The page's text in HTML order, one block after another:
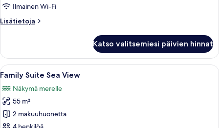
Ilmainen Wi-Fi
Lisätietoja
Lisätietoja
Land
View
Katso valitsemiesi päivien hinnat
Avaa
kaikki
huonetyypin
Family
Suite
Sea
Moderni hotellihuone, jossa on
5
Family Suite Sea View
Näkymä merelle
55 m²
2 makuuhuonetta